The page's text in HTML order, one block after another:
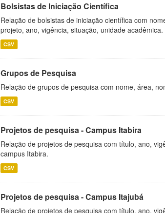
Bolsistas de Iniciação Científica
Relação de bolsistas de iniciação científica com
projeto, ano, vigência, situação, unidade acadêmica.
CSV
Grupos de Pesquisa
Relação de grupos de pesquisa com nome, área,
CSV
Projetos de pesquisa - Campus Itabira
Relação de projetos de pesquisa com título, ano,
campus Itabira.
CSV
Projetos de pesquisa - Campus Itajubá
Relação de projetos de pesquisa com título, ano,